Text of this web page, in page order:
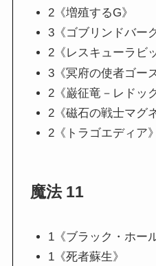
2《増殖するG》
3《ゴブリンドバー
2《レスキューラビ
3《冥府の使者ゴー
2《巌征竜－レドッ
2《磁石の戦士マグ
2《トラゴエディア》
魔法 11
1《ブラック・ホー
1《死者蘇生》